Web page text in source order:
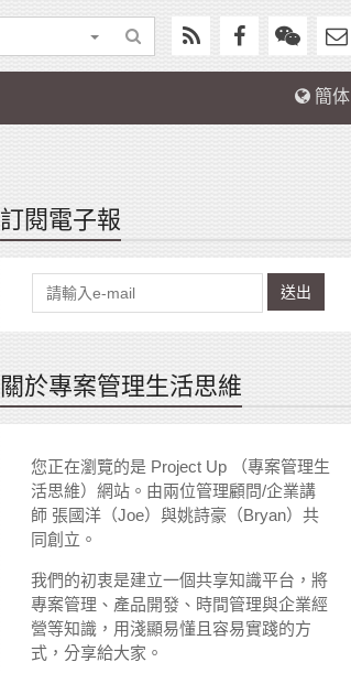
簡体
訂閱電子報
送出
關於專案管理生活思維
您正在瀏覽的是 Project Up （專案管理生
活思維）網站。由兩位管理顧問/企業講
師 張國洋（Joe）與姚詩豪（Bryan）共
同創立。
我們的初衷是建立一個共享知識平台，將
專案管理、產品開發、時間管理與企業經
營等知識，用淺顯易懂且容易實踐的方
式，分享給大家。